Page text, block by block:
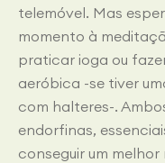
telemóvel. Mas
momento à
praticar ioga ou
aeróbica -se tiver
com halteres-.
endorfinas,
conseguir um